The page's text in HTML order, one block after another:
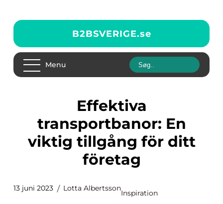
B2BSVERIGE.se
Menu
Effektiva
transportbanor: En
viktig tillgång för ditt
företag
13 juni 2023 Lotta Albertsson
Inspiration